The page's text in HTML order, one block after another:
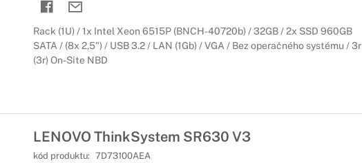
Rack (1U) / 1x Intel Xeon 6515P (BNCH-40720b) / 32GB / 2x SSD 960GB
SATA / (8x 2,5") / USB 3.2 / LAN (1Gb) / VGA / Bez operačného systému / 3r
(3r) On-Site NBD
LENOVO ThinkSystem SR630 V3
kód produktu: 7D73100AEA